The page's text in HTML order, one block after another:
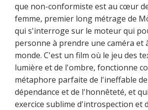
que non-conformiste est au cœur
femme, premier long métrage de
qui s'interroge sur le moteur qui
personne à prendre une caméra et
monde. C'est un film où le jeu des
lumière et de l'ombre, fonctionne
métaphore parfaite de l'ineffable
dépendance et de l'honnêteté, et
exercice sublime d'introspection et